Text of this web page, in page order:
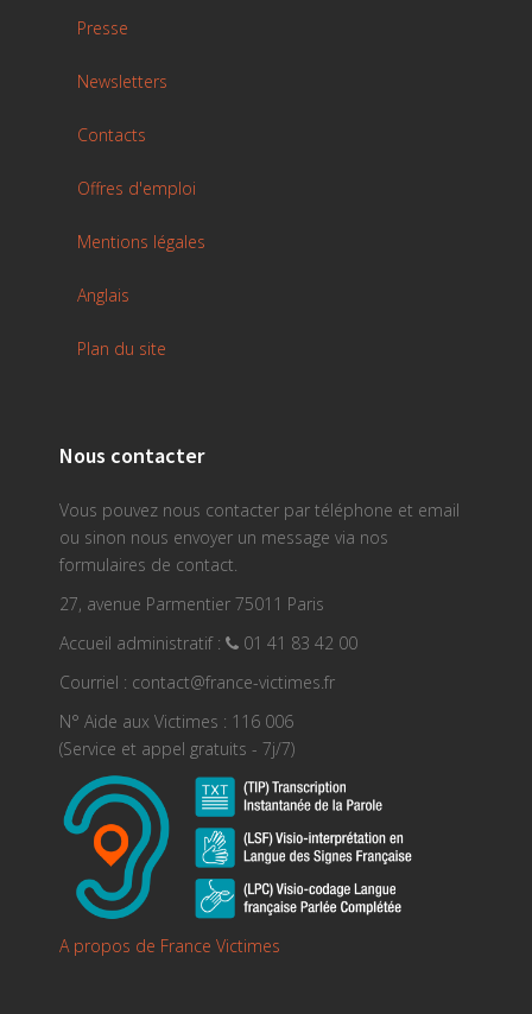
Presse
Newsletters
Contacts
Offres d'emploi
Mentions légales
Anglais
Plan du site
Nous contacter
Vous pouvez nous contacter par téléphone et email
ou sinon nous envoyer un message via nos
formulaires de contact.
27, avenue Parmentier 75011 Paris
Accueil administratif :
01 41 83 42 00
Courriel : contact@france-victimes.fr
N° Aide aux Victimes : 116 006
(Service et appel gratuits - 7j/7)
A propos de France Victimes